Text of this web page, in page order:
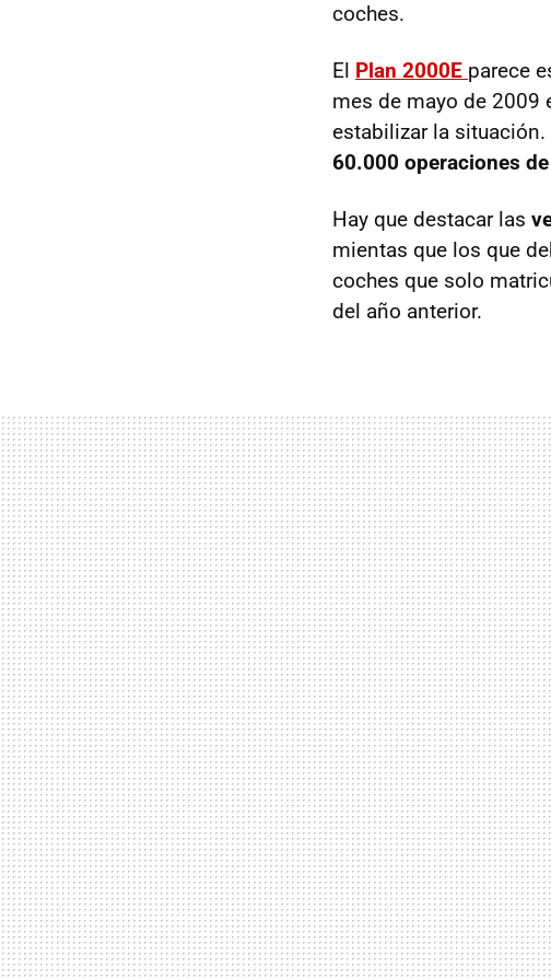
coches.
El Plan 2000E parece
mes de mayo de 2009
estabilizar la situación.
60.000 operaciones
Hay que destacar las
mientas que los que
coches que solo
del año anterior.